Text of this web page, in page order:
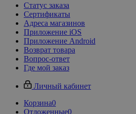
Статус заказа
Сертификаты
Адреса магазинов
Приложение iOS
Приложение Android
Возврат товара
Вопрос-ответ
Где мой заказ
Личный кабинет
Корзина0
Отложенные0